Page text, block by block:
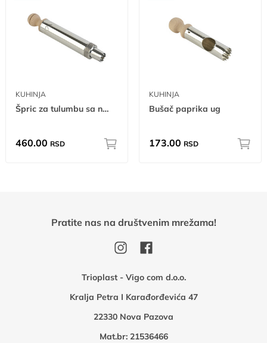
KUHINJA
Špric za tulumbu sa nastavkom ug
460.00 RSD
KUHINJA
Bušač paprika ug
173.00 RSD
Trioplast - Vigo com d.o.o.
Kralja Petra I Karađorđevića 47
22330 Nova Pazova
Mat.br: 21536466
Pratite nas na društvenim mrežama!